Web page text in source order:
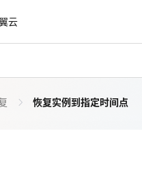
能 天翼云大模型专项
云
恢复实例到指定时间点